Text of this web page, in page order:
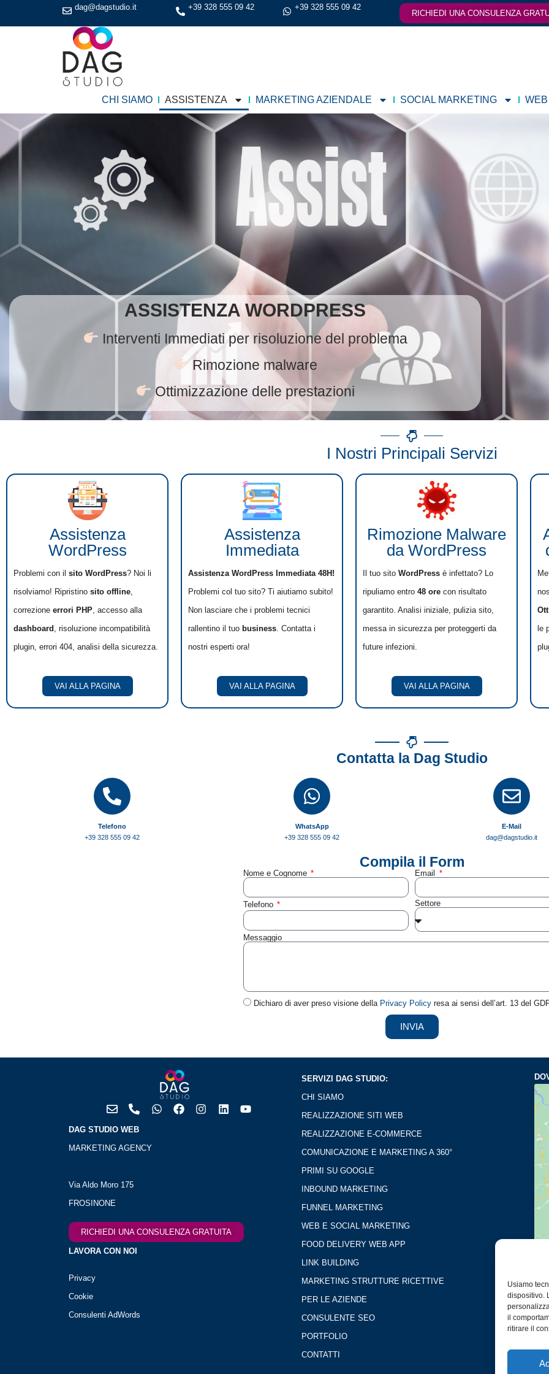
Usiamo
dispositivo.
il
ritirare il
dag@dagstudio.it +39 328 555 09 42 +39 328 555 09 42
RICHIEDI UNA CONSULENZA
CHI SIAMO ASSISTENZA MARKETING AZIENDALE SOCIAL MARKETING
ASSISTENZA WORDPRESS
Interventi Immediati per risoluzione del problema
Rimozione malware
Ottimizzazione delle prestazioni
I Nostri Principali Servizi
Assistenza
WordPress
Problemi con il sito WordPress? Noi li
risolviamo! Ripristino sito offline
correzione errori PHP , accesso alla
dashboard , risoluzione incompatibilità
plugin, errori 404, analisi della sicurezza.
VAI ALLA PAGINA
Assistenza
Immediata
Assistenza WordPress Immediata 48H!
Problemi col tuo sito? Ti aiutiamo subito!
Non lasciare che i problemi tecnici
rallentino il tuo business . Contatta i
nostri esperti ora!
VAI ALLA PAGINA
Rimozione Malware
da WordPress
Il tuo sito WordPress è infettato? Lo
ripuliamo entro 48 ore con risultato
garantito. Analisi iniziale, pulizia sito,
messa in sicurezza per proteggerti da
future infezioni.
VAI ALLA PAGINA
le
Contatta la Dag Studio
Telefono
+39 328 555 09 42
WhatsApp
+39 328 555 09 42
E-Mail
dag@dagstudio.it
Compila il Form
Nome e Cognome Email
Telefono Settore
Messaggio
Dichiaro di aver preso visione della Privacy Policyresa ai sensi dell’art. 13 del
INVIA
DAG STUDIO WEB
MARKETING AGENCY
Via Aldo Moro 175
FROSINONE
RICHIEDI UNA CONSULENZA GRATUITA
LAVORA CON NOI
Privacy
Cookie
Consulenti AdWords
SERVIZI DAG STUDIO:
CHI SIAMO
REALIZZAZIONE SITI WEB
REALIZZAZIONE E-COMMERCE
COMUNICAZIONE E MARKETING A 360°
PRIMI SU GOOGLE
INBOUND MARKETING
FUNNEL MARKETING
WEB E SOCIAL MARKETING
FOOD DELIVERY WEB APP
LINK BUILDING
MARKETING STRUTTURE RICETTIVE
PER LE AZIENDE
CONSULENTE SEO
PORTFOLIO
CONTATTI